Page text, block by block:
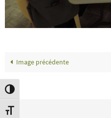
Passer en contraste élevé
Changer la taille de la police
Image précédente